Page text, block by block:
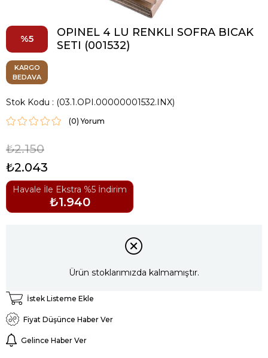
5
OPINEL 4 LU RENKLI SOFRA BICAK
SETI (001532)
KARGO
BEDAVA
Stok Kodu (03.1.OPI.00000001532.INX)
(0)
₺2.150
₺2.043
Havale İle Ekstra %5 İndirim
₺1.940
Ürün stoklarımızda kalmamıştır.
İstek Listeme Ekle
Fiyat Düşünce Haber Ver
Gelince Haber Ver